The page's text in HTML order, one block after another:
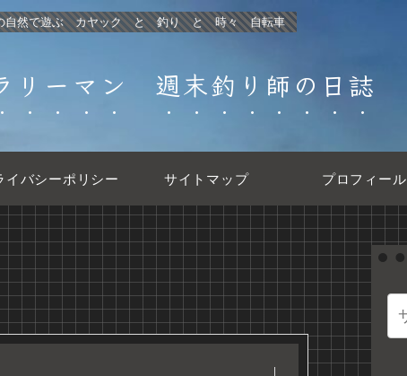
自然で遊ぶ カヤック と 釣り と 時々 自転車
リーマン 週末釣り師の日誌
イバシーポリシー サイトマップ プロフィール